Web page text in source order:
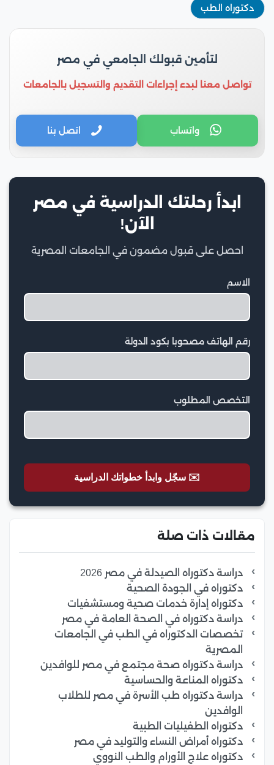
دكتوراه الطب
لتأمين قبولك الجامعي في مصر
تواصل معنا لبدء إجراءات التقديم والتسجيل بالجامعات
واتساب اتصل بنا
ابدأ رحلتك الدراسية في مصر
الآن!
احصل على قبول مضمون في الجامعات المصرية
الاسم
رقم الهاتف مصحوبا بكود الدولة
التخصص المطلوب
✉️ سجّل وابدأ خطواتك الدراسية
مقالات ذات صلة
دراسة دكتوراه الصيدلة في مصر 2026
دكتوراه في الجودة الصحية
دكتوراه إدارة خدمات صحية ومستشفيات
دراسة دكتوراه في الصحة العامة في مصر
تخصصات الدكتوراه في الطب في الجامعات
المصرية
دراسة دكتوراه صحة مجتمع في مصر للوافدين
دكتوراه المناعة والحساسية
دراسة دكتوراه طب الأسرة في مصر للطلاب
الوافدين
دكتوراه الطفيليات الطبية
دكتوراه أمراض النساء والتوليد في مصر
دكتوراه علاج الأورام والطب النووي